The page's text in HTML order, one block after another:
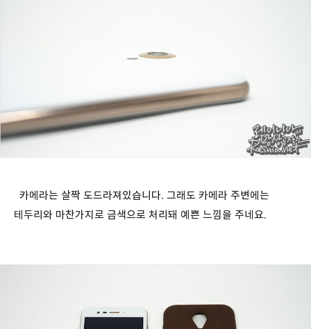
카메라는 살짝 도드라져있습니다. 그래도 카메라 주변에는
테두리와 마찬가지로 금색으로 처리돼 예쁜 느낌을 주네요.